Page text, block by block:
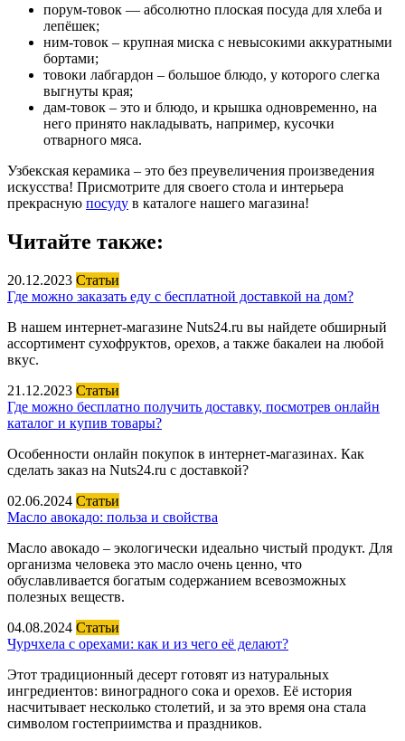
порум-товок — абсолютно плоская посуда для хлеба и
лепёшек;
ним-товок – крупная миска с невысокими аккуратными
бортами;
товоки лабгардон – большое блюдо, у которого слегка
выгнуты края;
дам-товок – это и блюдо, и крышка одновременно, на
него принято накладывать, например, кусочки
отварного мяса.
Узбекская керамика – это без преувеличения произведения
искусства! Присмотрите для своего стола и интерьера
прекрасную посуду в каталоге нашего магазина!
Читайте также:
20.12.2023 Статьи
Где можно заказать еду с бесплатной доставкой на дом?
В нашем интернет-магазине Nuts24.ru вы найдете обширный
ассортимент сухофруктов, орехов, а также бакалеи на любой
вкус.
21.12.2023 Статьи
Где можно бесплатно получить доставку, посмотрев онлайн
каталог и купив товары?
Особенности онлайн покупок в интернет-магазинах. Как
сделать заказ на Nuts24.ru с доставкой?
02.06.2024 Статьи
Масло авокадо: польза и свойства
Масло авокадо – экологически идеально чистый продукт. Для
организма человека это масло очень ценно, что
обуславливается богатым содержанием всевозможных
полезных веществ.
04.08.2024 Статьи
Чурчхела с орехами: как и из чего её делают?
Этот традиционный десерт готовят из натуральных
ингредиентов: виноградного сока и орехов. Её история
насчитывает несколько столетий, и за это время она стала
символом гостеприимства и праздников.